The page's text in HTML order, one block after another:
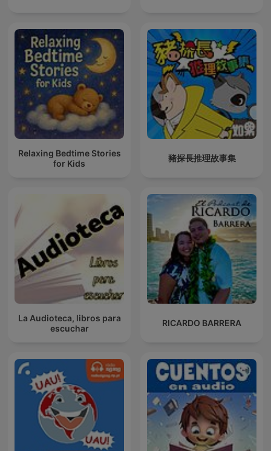
Relaxing Bedtime Stories
for Kids
豬探長推理故事集
La Audioteca, libros para
escuchar
RICARDO BARRERA